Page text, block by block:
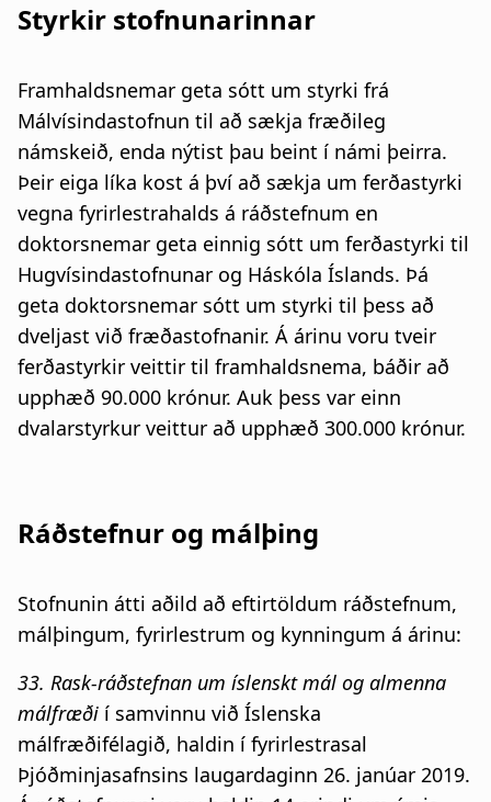
Styrkir stofnunarinnar
Framhaldsnemar geta sótt um styrki frá
Málvísindastofnun til að sækja fræðileg
námskeið, enda nýtist þau beint í námi þeirra.
Þeir eiga líka kost á því að sækja um ferðastyrki
vegna fyrirlestrahalds á ráðstefnum en
doktorsnemar geta einnig sótt um ferðastyrki til
Hugvísindastofnunar og Háskóla Íslands. Þá
geta doktorsnemar sótt um styrki til þess að
dveljast við fræðastofnanir. Á árinu voru tveir
ferðastyrkir veittir til framhaldsnema, báðir að
upphæð 90.000 krónur. Auk þess var einn
dvalarstyrkur veittur að upphæð 300.000 krónur.
Ráðstefnur og málþing
Stofnunin átti aðild að eftirtöldum ráðstefnum,
málþingum, fyrirlestrum og kynningum á árinu:
33. Rask-ráðstefnan um íslenskt mál og almenna
málfræði í samvinnu við Íslenska
málfræðifélagið, haldin í fyrirlestrasal
Þjóðminjasafnsins laugardaginn 26. janúar 2019.